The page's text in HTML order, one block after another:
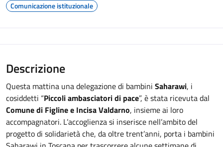
Comunicazione istituzionale
Descrizione
Questa mattina una delegazione di bambini Saharawi, i
cosiddetti “Piccoli ambasciatori di pace”, è stata ricevuta dal
Comune di Figline e Incisa Valdarno, insieme ai loro
accompagnatori. L’accoglienza si inserisce nell’ambito del
progetto di solidarietà che, da oltre trent’anni, porta i bambini